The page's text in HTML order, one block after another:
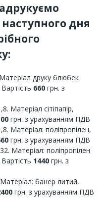
дня
друку блюбек
660 грн. з
Матеріал сітіпапір,
грн. з урахуванням ПДВ
Матеріал: поліпропілен,
грн. з урахуванням ПДВ
Матеріал: поліпропілен
1440 грн. з
банер литий,
грн. з урахуванням ПДВ